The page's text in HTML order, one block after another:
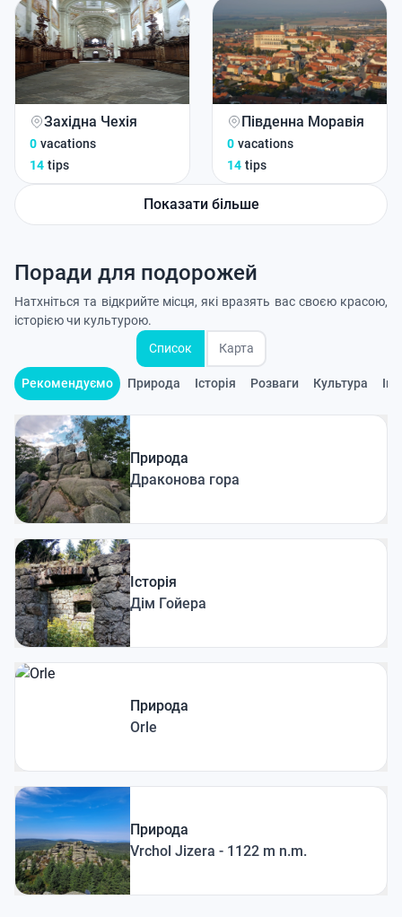
Західна Чехія
0 vacations
14 tips
Південна Моравія
0 vacations
14 tips
Показати більше
Поради для подорожей
Натхніться та відкрийте місця, які вразять вас своєю красою,
історією чи культурою.
Список
Карта
Рекомендуємо Природа Історія Розваги Культура
Природа
Драконова гора
Історія
Дім Гойера
Природа
Orle
Природа
Vrchol Jizera - 1122 m n.m.